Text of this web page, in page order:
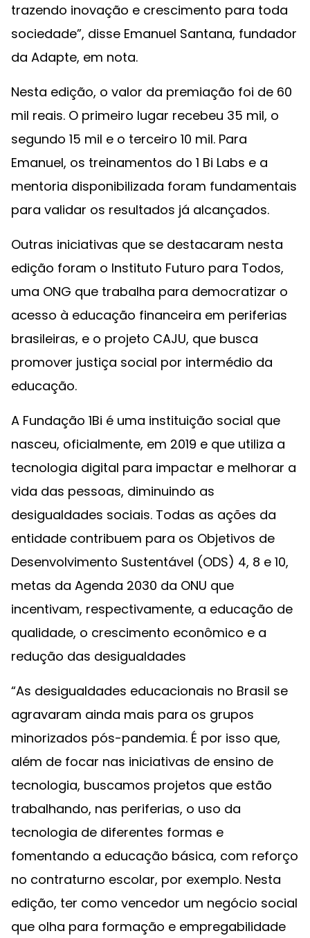
trazendo inovação e crescimento para toda
sociedade”, disse Emanuel Santana, fundador
da Adapte, em nota.
Nesta edição, o valor da premiação foi de 60
mil reais. O primeiro lugar recebeu 35 mil, o
segundo 15 mil e o terceiro 10 mil. Para
Emanuel, os treinamentos do 1 Bi Labs e a
mentoria disponibilizada foram fundamentais
para validar os resultados já alcançados.
Outras iniciativas que se destacaram nesta
edição foram o Instituto Futuro para Todos,
uma ONG que trabalha para democratizar o
acesso à educação financeira em periferias
brasileiras, e o projeto CAJU, que busca
promover justiça social por intermédio da
educação.
A Fundação 1Bi é uma instituição social que
nasceu, oficialmente, em 2019 e que utiliza a
tecnologia digital para impactar e melhorar a
vida das pessoas, diminuindo as
desigualdades sociais. Todas as ações da
entidade contribuem para os Objetivos de
Desenvolvimento Sustentável (ODS) 4, 8 e 10,
metas da Agenda 2030 da ONU que
incentivam, respectivamente, a educação de
qualidade, o crescimento econômico e a
redução das desigualdades
“As desigualdades educacionais no Brasil se
agravaram ainda mais para os grupos
minorizados pós-pandemia. É por isso que,
além de focar nas iniciativas de ensino de
tecnologia, buscamos projetos que estão
trabalhando, nas periferias, o uso da
tecnologia de diferentes formas e
fomentando a educação básica, com reforço
no contraturno escolar, por exemplo. Nesta
edição, ter como vencedor um negócio social
que olha para formação e empregabilidade